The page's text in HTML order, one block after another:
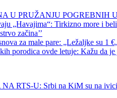
U PRUŽANJU POGREBNIH
„Havajima“: Tirkizno more i
začina’’
za male pare: „Ležaljke su 1
porodica ovde letuje: Kažu da je
RTS-U: Srbi na KiM su na ivici